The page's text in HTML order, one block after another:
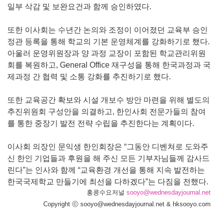
일부 삭감 및 보완요건과 함께 승인하였다.
또한 이사회는 수년간 논의와 조정이 이어졌던 교육부 승인
정관 등록을 통해 학교의 기본 운영체계를 강화하기로 했다.
아울러 운영위원장과 양 과정 교장이 포함된 학교관리위원
회를 복원하고, General Office 재구성을 통해 한국과정과 국
제과정 간 협력 및 소통 강화를 추진하기로 했다.
또한 교육공간 확보와 시설 개보수 방안 마련을 위해 별도의
추진위원회 구성안을 의결하고, 한인사회 전문가들의 참여
를 통한 중장기 발전 전략 수립을 추진한다는 계획이다.
이사회 의장인 문익생 한인회장은 “그동안 디벤쳐로 도와주
신 한인 기업들과 후원을 해 주신 모든 기부자님들께 감사드
린다”는 인사와 함께 “교육환경 개선을 통해 지속 발전하는
한국국제학교 만들기에 최선을 다하겠다”는 다짐을 전했다.
홍콩수요저널 sooyo@wednesdayjournal.net
Copyright ⓒ sooyo@wednesdayjournal.net & hksooyo.com